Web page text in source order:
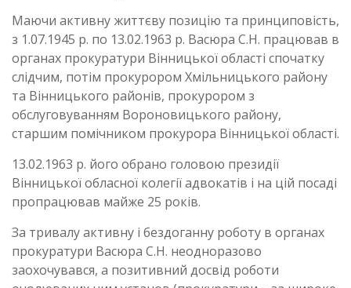
Маючи активну життєву позицію та принциповість,
з 1.07.1945 р. по 13.02.1963 р. Васюра С.Н. працював в
органах прокуратури Вінницької області спочатку
слідчим, потім прокурором Хмільницького району
та Вінницького районів, прокурором з
обслуговуванням Вороновицького району,
старшим помічником прокурора Вінницької області.
13.02.1963 р. його обрано головою президії
Вінницької обласної колегії адвокатів і на цій посаді
пропрацював майже 25 років.
За тривалу активну і бездоганну роботу в органах
прокуратури Васюра С.Н. неодноразово
заохочувався, а позитивний досвід роботи